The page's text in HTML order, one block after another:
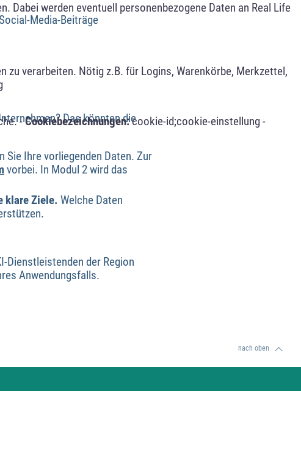
Dabei werden eventuell personenbezogene Daten an Real Life
zu verarbeiten. Nötig z.B. für Logins, Warenkörbe, Merkzettel,
-Cookiebezeichnungen:cookie-id;cookie-einstellung -
Media-Beiträge
Das könnten die
Sie Ihre vorliegenden Daten. Zur
vorbei. In Modul 2 wird das
klare Ziele. Welche Daten
Dienstleistenden der Region
Anwendungsfalls.
nach oben